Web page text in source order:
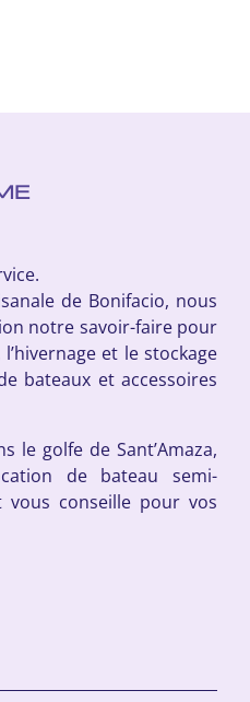
de Bonifacio, nous
notre savoir-faire pour
et le stockage
bateaux et accessoires
le golfe de Sant’Amaza,
de bateau semi-
vous conseille pour vos